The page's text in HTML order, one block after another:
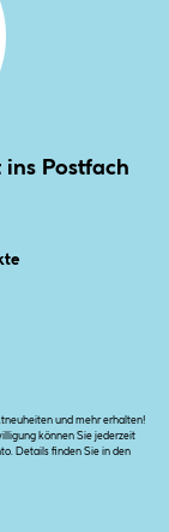
Postfach
und mehr erhalten!
können Sie jederzeit
Details finden Sie in den